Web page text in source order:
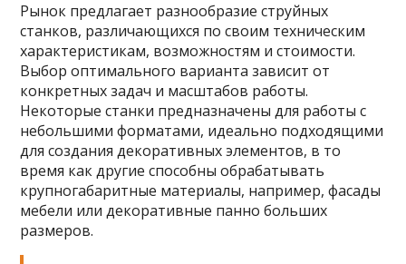
Рынок предлагает разнообразие струйных
станков, различающихся по своим техническим
характеристикам, возможностям и стоимости.
Выбор оптимального варианта зависит от
конкретных задач и масштабов работы.
Некоторые станки предназначены для работы с
небольшими форматами, идеально подходящими
для создания декоративных элементов, в то
время как другие способны обрабатывать
крупногабаритные материалы, например, фасады
мебели или декоративные панно больших
размеров.